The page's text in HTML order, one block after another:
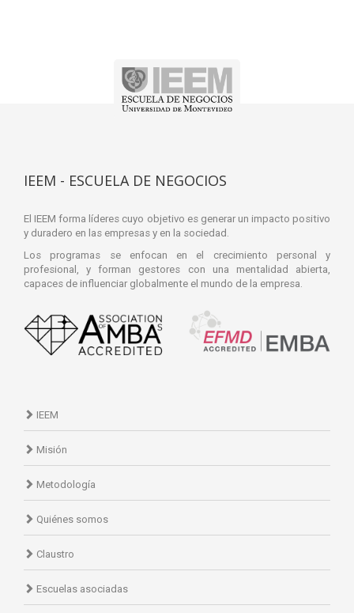
IEEM - ESCUELA DE NEGOCIOS
El IEEM forma líderes cuyo objetivo es generar un impacto positivo
y duradero en las empresas y en la sociedad.
Los programas se enfocan en el crecimiento personal y
profesional, y forman gestores con una mentalidad abierta,
capaces de influenciar globalmente el mundo de la empresa.
IEEM
Misión
Metodología
Quiénes somos
Claustro
Escuelas asociadas